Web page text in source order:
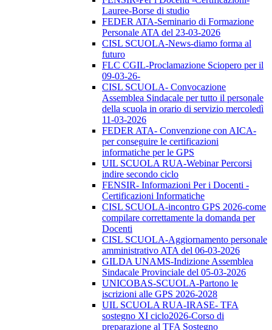
Lauree-Borse di studio
FEDER ATA-Seminario di Formazione
Personale ATA del 23-03-2026
CISL SCUOLA-News-diamo forma al
futuro
FLC CGIL-Proclamazione Sciopero per il
09-03-26-
CISL SCUOLA- Convocazione
Assemblea Sindacale per tutto il personale
della scuola in orario di servizio mercoledì
11-03-2026
FEDER ATA- Convenzione con AICA-
per conseguire le certificazioni
informatiche per le GPS
UIL SCUOLA RUA-Webinar Percorsi
indire secondo ciclo
FENSIR- Informazioni Per i Docenti -
Certificazioni Informatiche
CISL SCUOLA-incontro GPS 2026-come
compilare correttamente la domanda per
Docenti
CISL SCUOLA-Aggiornamento personale
amministrativo ATA del 06-03-2026
GILDA UNAMS-Indizione Assemblea
Sindacale Provinciale del 05-03-2026
UNICOBAS-SCUOLA-Partono le
iscrizioni alle GPS 2026-2028
UIL SCUOLA RUA-IRASE- TFA
sostegno XI ciclo2026-Corso di
preparazione al TFA Sostegno